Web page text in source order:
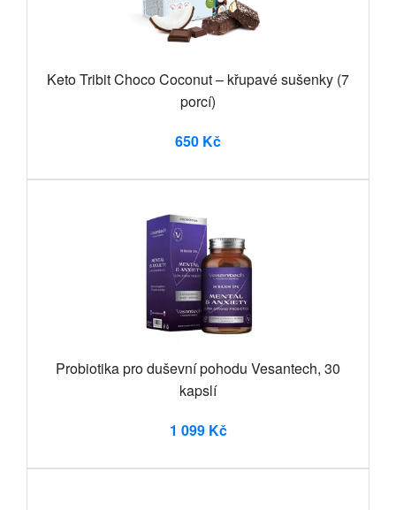
Keto Tribit Choco Coconut – křupavé sušenky (7
porcí)
650 Kč
Probiotika pro duševní pohodu Vesantech, 30
kapslí
1 099 Kč